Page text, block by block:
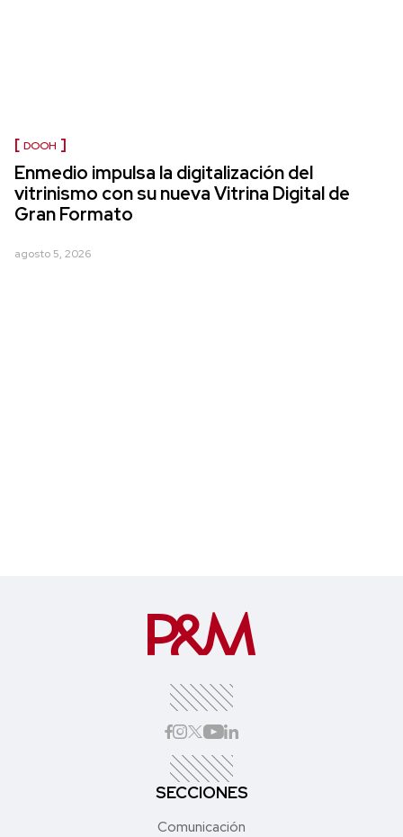
DOOH
Enmedio impulsa la digitalización del
vitrinismo con su nueva Vitrina Digital de
Gran Formato
agosto 5, 2026
SECCIONES
Comunicación